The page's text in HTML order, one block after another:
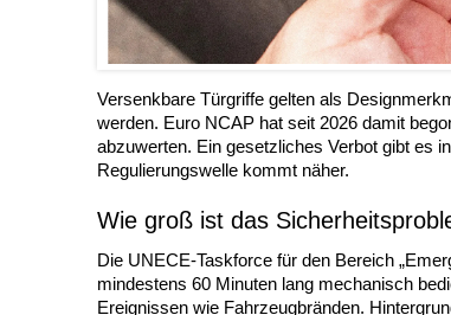
Versenkbare Türgriffe gelten als
werden. Euro NCAP hat seit 2026 damit
abzuwerten. Ein gesetzliches Verbot gibt es
Regulierungswelle kommt näher.
Wie groß ist das
Die UNECE-Taskforce für den Bereich
mindestens 60 Minuten lang mechanisch
Ereignissen wie Fahrzeugbränden.